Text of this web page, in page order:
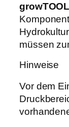
r
:
2
5
,
0
€
I
R
F
l
n
g
e
M
müssen
Hinweise
Vor dem